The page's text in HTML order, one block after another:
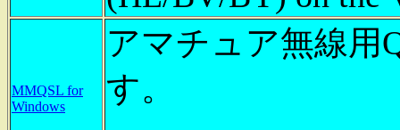
MMQSL for
Windows
アマチュア無線用
す。